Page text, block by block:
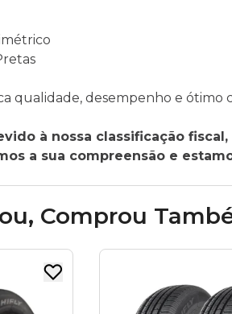
qualidade, desempenho e ótimo
à nossa classificação
a sua compreensão e
Comprou